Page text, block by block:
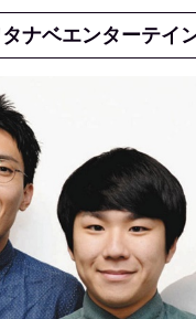
ナベエンターテイ